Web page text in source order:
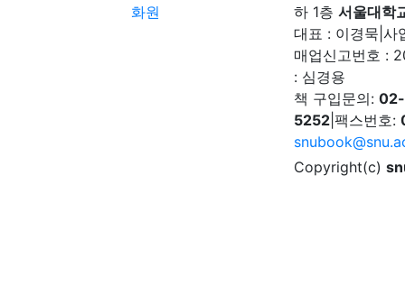
하 1층 서울대학
대표 : 이경묵 사
매업신고번호 :
: 심경용
책 구입문의:
5252 팩스번호:
Copyright(c)